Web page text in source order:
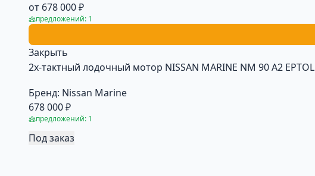
от 678 000 ₽
предложений: 1
Закрыть
2х-тактный лодочный мотор NISSAN MARINE NM 90 A2 EPTOL
Бренд: Nissan Marine
678 000 ₽
предложений: 1
Под заказ